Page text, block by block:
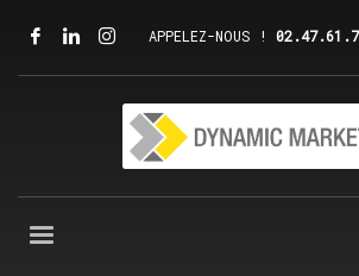
APPELEZ-NOUS !